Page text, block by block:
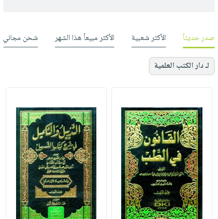
صدر حديثاً الأكثر شعبية الأكثر مبيعاً هذا الشهر شحن مجاني
لـ دار الكتب العلمية